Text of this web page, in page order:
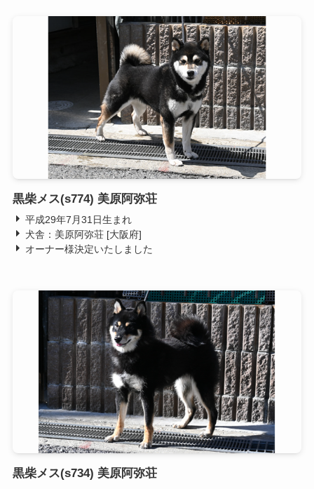
黒柴メス(s774) 美原阿弥荘
平成29年7月31日生まれ
犬舎：美原阿弥荘 [大阪府]
オーナー様決定いたしました
黒柴メス(s734) 美原阿弥荘